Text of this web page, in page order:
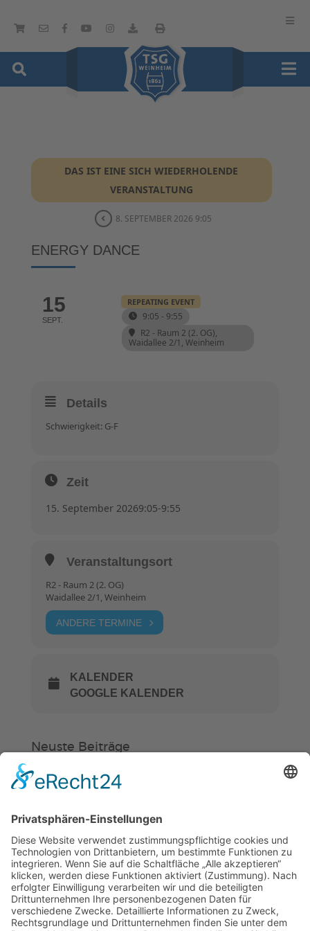
DAS IST EINE SICH WIEDERHOLENDE
VERANSTALTUNG
8. SEPTEMBER 2026 9:05
ENERGY DANCE
15
SEPT.
REPEATING EVENT
9:05 - 9:55
R2 - Raum 2 (2. OG),
Waidallee 2/1, Weinheim
Details
Schwierigkeit: G-F
Zeit
15. September 20269:05-9:55
Veranstaltungsort
R2 - Raum 2 (2. OG)
Waidallee 2/1, Weinheim
ANDERE TERMINE
KALENDER
GOOGLE KALENDER
Neuste Beiträge
Verein
ab 13 Uhr geschlossen
„Am Ende bekommt jeder ein
Schwimmabzeichen“